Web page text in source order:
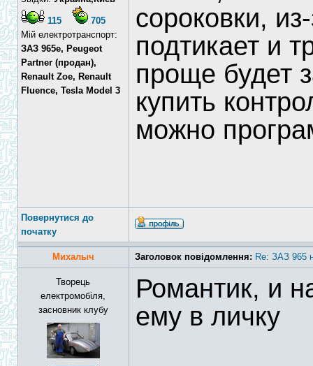
115
705
Мій електротранспорт:
ЗАЗ 965e, Peugeot
Partner (продан),
Renault Zoe, Renault
Fluence, Tesla Model 3
сороковки,
подтикает и
проще будет
купить
можно
Повернутися до
початку
Михалыч Заголовок повідомлення: Re: ЗАЗ 965
Творець
електромобіля,
засновник клубу
Романтик, и
ему в личку